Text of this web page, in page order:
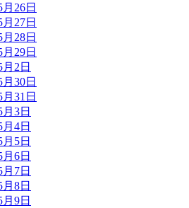
26日
27日
28日
29日
2日
30日
31日
3日
4日
5日
6日
7日
8日
9日